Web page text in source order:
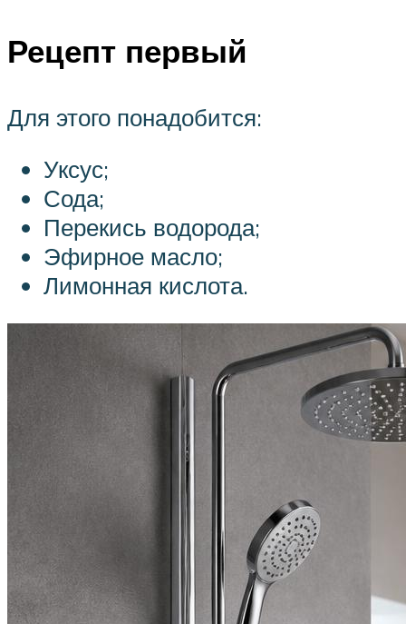
Рецепт первый
Для этого понадобится:
Уксус;
Сода;
Перекись водорода;
Эфирное масло;
Лимонная кислота.